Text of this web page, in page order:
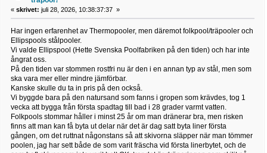
« skrivet: juli 28, 2026, 10:38:37:37 »
Har ingen erfarenhet av Thermopooler, men däremot folkpool/träpooler och
Ellipspools stålpooler.
Vi valde Ellipspool (Hette Svenska Poolfabriken på den tiden) och har inte
ångrat oss.
På den tiden var stommen rostfri nu är den i en annan typ av stål, men som
ska vara mer eller mindre jämförbar.
Kanske skulle du ta in pris på den också.
Vi byggde bara på den natursand som fanns i gropen som krävdes, tog 1
vecka att bygga från första spadtag till bad i 28 grader varmt vatten.
Folkpools stommar håller i minst 25 år om man dränerar bra, men risken
finns att man kan få byta ut delar när det är dag satt byta liner första
gången, om det ruttnat någonstans så att skivorna släpper när man tömmer
poolen, jag har sett både de som varit fräscha vid första linerbytet, och de